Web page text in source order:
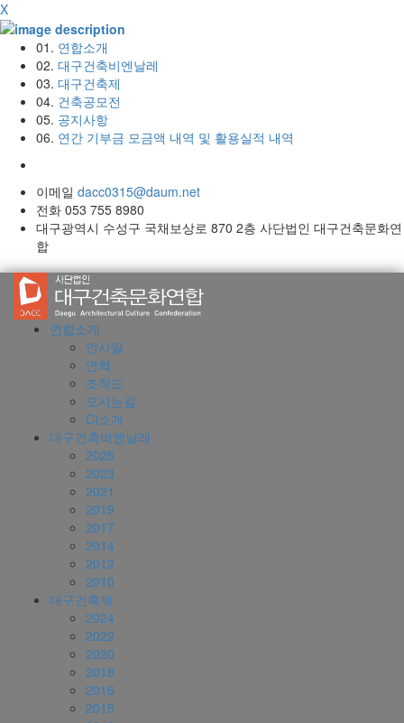
X
01. 연합소개
02. 대구건축비엔날레
03. 대구건축제
04. 건축공모전
05. 공지사항
06. 연간 기부금 모금액 내역 및 활용실적 내역
이메일 dacc0315@daum.net
전화 053 755 8980
대구광역시 수성구 국채보상로 870 2층 사단법인 대구건축문화연
합
연합소개
인사말
연혁
조직도
오시는길
CI소개
대구건축비엔날레
2025
2023
2021
2019
2017
2014
2012
2010
대구건축제
2024
2022
2020
2018
2016
2015